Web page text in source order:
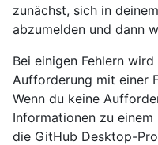
zunächst, sich in
abzumelden und dann
Bei einigen Fehlern
Aufforderung mit einer
Wenn du keine
Informationen zu
die GitHub Desktop-